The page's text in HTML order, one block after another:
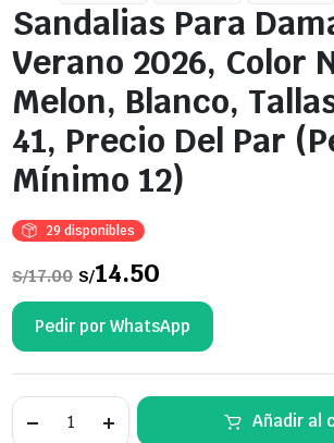
Sandalias Para
Verano 2026, Color
Melon, Blanco,
41, Precio Del Par
Mínimo 12)
29 disponibles
S/17.00 El
precio
original
era:
S/17.00.
S/14.50El
precio
actual
es:
S/14.50.
Pedir por WhatsApp
Para
Añadir al